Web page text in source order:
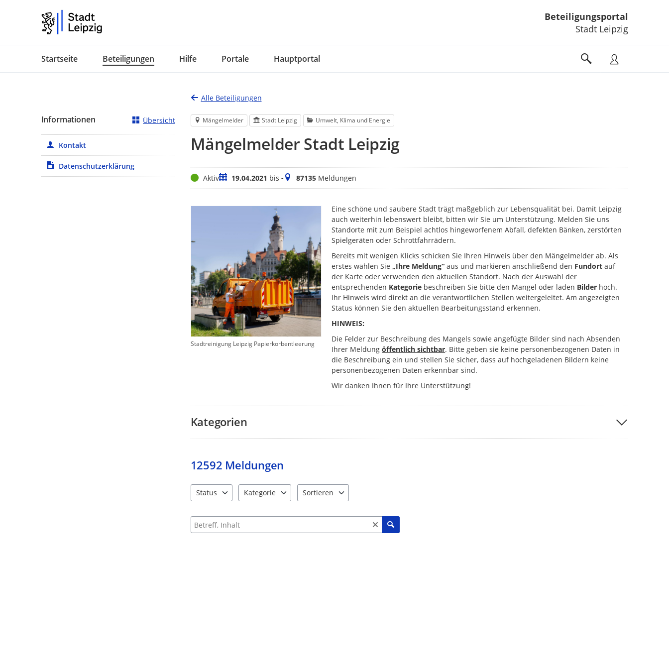
Beteiligungsportal
Stadt Leipzig
Startseite Beteiligungen Hilfe Portale Hauptportal
Alle Beteiligungen
Mängelmelder Stadt Leipzig Umwelt, Klima und Energie
Mängelmelder Stadt Leipzig
StatusAktivZeitraum
19.04.2021 bis -Meldungen
87135Meldungen
Stadtreinigung Leipzig Papierkorbentleerung
Eine schöne und saubere Stadt trägt maßgeblich zur Lebensqualität bei. Damit Leipzig
auch weiterhin lebenswert bleibt, bitten wir Sie um Unterstützung. Melden Sie uns
Standorte mit zum Beispiel achtlos hingeworfenem Abfall, defekten Bänken, zerstörten
Spielgeräten oder Schrottfahrrädern.
Bereits mit wenigen Klicks schicken Sie Ihren Hinweis über den Mängelmelder ab. Als
erstes wählen Sie„Ihre Meldung“ aus und markieren anschließend den Fundort auf
der Karte oder verwenden den aktuellen Standort. Nach der Auswahl der
entsprechenden Kategorie beschreiben Sie bitte den Mangel oder laden Bilder hoch.
Ihr Hinweis wird direkt an die verantwortlichen Stellen weitergeleitet. Am angezeigten
Status können Sie den aktuellen Bearbeitungsstand erkennen.
HINWEIS:
Die Felder zur Beschreibung des Mangels sowie angefügte Bilder sind nach Absenden
Ihrer Meldungöffentlich sichtbar. Bitte geben sie keine personenbezogenen Daten in
die Beschreibung ein und stellen Sie sicher, dass auf hochgeladenen Bildern keine
personenbezogenen Daten erkennbar sind.
Wir danken Ihnen für Ihre Unterstützung!
Kategorien
12592 Meldungen
Status
Kategorie
Sortieren
Suche nach Meldungen und Kommentaren
Informationen Übersicht
Kontakt
Datenschutzerklärung